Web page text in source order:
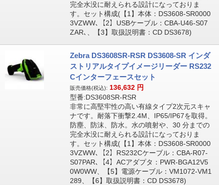
完全水没に耐えられる設計になっておりま
す。セット構成(【1】本体：DS3608-SR0000
3VZWW､【2】USBケーブル：CBA-U46-S07
ZAR､、【3】取扱説明書：CD DS3678)
Zebra DS3608SR-RSR DS3608-SR インダ
ストリアルタイプイメージリーダー RS232
Cインターフェースセット
販売価格(税込): 136,632 円
型番:DS3608SR-RSR
非常に高堅牢性の高い有線タイプ2次元スキャ
ナです。耐落下衝撃2.4M、IP65/IP67を取得。
防塵、防沫、防水。水の噴射や、30 分までの
完全水没に耐えられる設計になっておりま
す。セット構成(【1】本体：DS3608-SR0000
3VZWW､【2】RS232Cケーブル：CBA-R07-
S07PAR､【4】ACアダプタ：PWR-BGA12V5
0W0WW、【5】電源ケーブル：VM1072-VM1
289、【6】取扱説明書：CD DS3678)